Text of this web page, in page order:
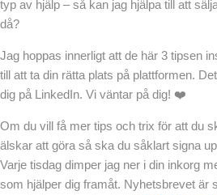
typ av hjälp – så kan jag hjälpa till att
då?
Jag hoppas innerligt att de här 3 tipsen
till att ta din rätta plats på plattformen.
dig på LinkedIn. Vi väntar på dig! ❤️
Om du vill få mer tips och trix för att du
älskar att göra så ska du såklart signa
Varje tisdag dimper jag ner i din inkorg
som hjälper dig framåt. Nyhetsbrevet är